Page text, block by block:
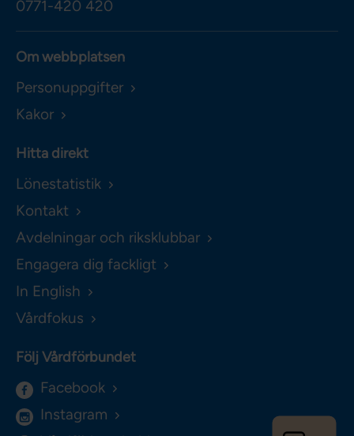
0771-420 420
Om webbplatsen
Personuppgifter
Kakor
Hitta direkt
Lönestatistik
Kontakt
Avdelningar och riksklubbar
Engagera dig fackligt
In English
Vårdfokus
Följ Vårdförbundet
Facebook
Instagram